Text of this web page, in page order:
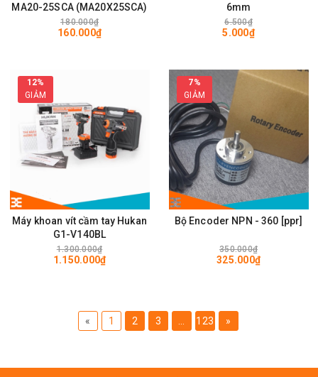
MA20-25SCA (MA20X25SCA)
180.000₫
160.000₫
6mm
6.500₫
5.000₫
12%
GIẢM
Máy khoan vít cầm tay Hukan
G1-V140BL
1.300.000₫
1.150.000₫
7%
GIẢM
Bộ Encoder NPN - 360 [ppr]
350.000₫
325.000₫
« 1 2 3 123 »